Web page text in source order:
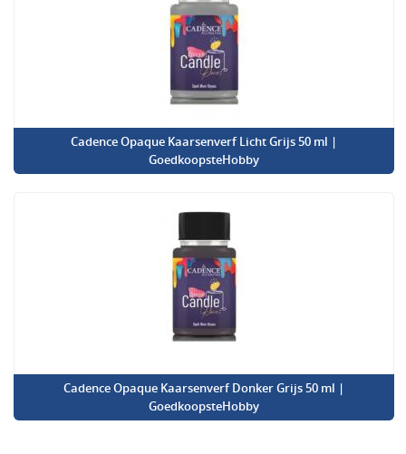
Cadence Opaque Kaarsenverf Licht Grijs 50 ml |
GoedkoopsteHobby
Cadence Opaque Kaarsenverf Donker Grijs 50 ml |
GoedkoopsteHobby